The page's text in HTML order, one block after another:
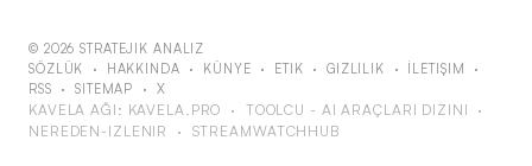
© 2026 STRATEJIK ANALIZ
SÖZLÜK · HAKKINDA · KÜNYE · ETIK · GIZLILIK · İLETIŞIM ·
RSS ·SITEMAP · X
KAVELA AĞI: KAVELA.PRO · TOOLCU - AI ARAÇLARI DIZINI
·
NEREDEN-IZLENIR
· STREAMWATCHHUB